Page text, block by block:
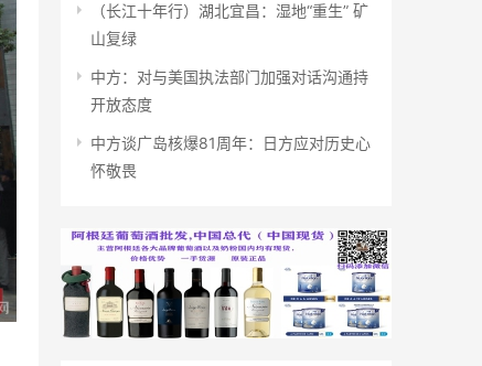
（长江十年行）湖北宜昌：湿地“重生” 矿
山复绿
中方：对与美国执法部门加强对话沟通持
开放态度
中方谈广岛核爆81周年：日方应对历史心
怀敬畏